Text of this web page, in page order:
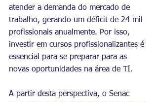
atender a demanda do mercado de
trabalho, gerando um déficit de 24 mil
profissionais anualmente. Por isso,
investir em cursos profissionalizantes é
essencial para se preparar para as
novas oportunidades na área de TI.
A partir desta perspectiva, o Senac